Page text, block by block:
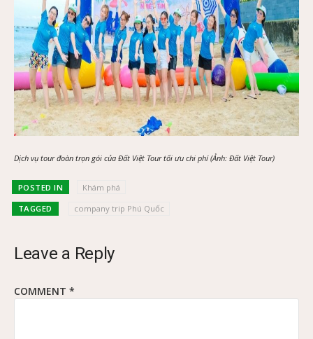
Dịch vụ tour đoàn trọn gói của Đất Việt Tour tối ưu chi phí (Ảnh: Đất Việt Tour)
POSTED IN Khám phá
TAGGED company trip Phú Quốc
Leave a Reply
COMMENT *